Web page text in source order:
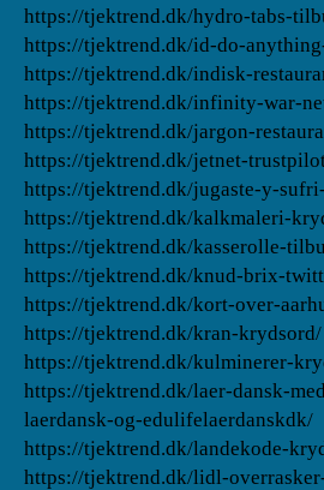
https://tjektrend.dk/hydro-tabs-
https://tjektrend.dk/id-do-
https://tjektrend.dk/indisk-
https://tjektrend.dk/infinity-war-
https://tjektrend.dk/jargon-
https://tjektrend.dk/jetnet-
https://tjektrend.dk/jugaste-y-
https://tjektrend.dk/kalkmaleri-
https://tjektrend.dk/kasserolle-
https://tjektrend.dk/knud-brix-
https://tjektrend.dk/kort-over-
https://tjektrend.dk/kran-krydsord/
https://tjektrend.dk/kulminerer-
https://tjektrend.dk/laer-dansk-
laerdansk-og-edulifelaerdanskdk/
https://tjektrend.dk/landekode-
https://tjektrend.dk/lidl-